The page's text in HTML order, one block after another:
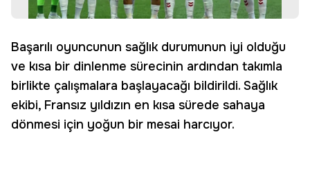
Başarılı oyuncunun sağlık durumunun iyi olduğu
ve kısa bir dinlenme sürecinin ardından takımla
birlikte çalışmalara başlayacağı bildirildi. Sağlık
ekibi, Fransız yıldızın en kısa sürede sahaya
dönmesi için yoğun bir mesai harcıyor.